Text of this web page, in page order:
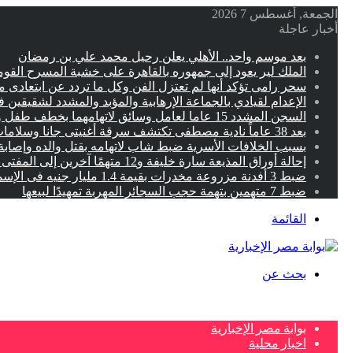
الجمعة, أغسطس 7 2026
أخبار عاجلة
بعد موسم واحد.. الأهلي يعلن رحيل محمد علي بن رمضان
الملك لير يعود إلى جمهوره بالقاهرة على خشبة المسرح
سحر رامى تؤكد أنها لم تعتزل الفن وكل ما تردد عن
الإعدام لقيادي بالجماعة الإرهابية والمؤبد والمشدد
السجن المشدد 15 عاما لعامل وسائق لاتهامهما بخطف طفل وهتك عرضه بشبرا الخيمة
بعد 38 عاماً نادية مصطفى تكتشف سرقة أغنيتى جانا وسلامات مكنتش أعرف
بسبب الخلافات الأسرية ضبط شاب لاتهامه بقتل والده
إحالة أوراق المذيعة سارة خليفة و12 متهمًا آخرين إلى المفتى فى قضية المخدرات الكبرى
ضبط 3 أفدنة مزروعة مخدرات بقيمة 1.4 مليار جنيه فى الإسماعيلية
ضبط 7 متهمين بتهمة حجب السجائر المهربة تمهيدًا لبيعها
القائمة
بحث عن
بوابة مصر الإخبارية
اخبار محلية